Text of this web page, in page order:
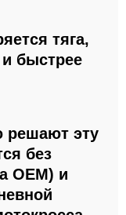
тяга,
быстрее
решают эту
без
OEM) и